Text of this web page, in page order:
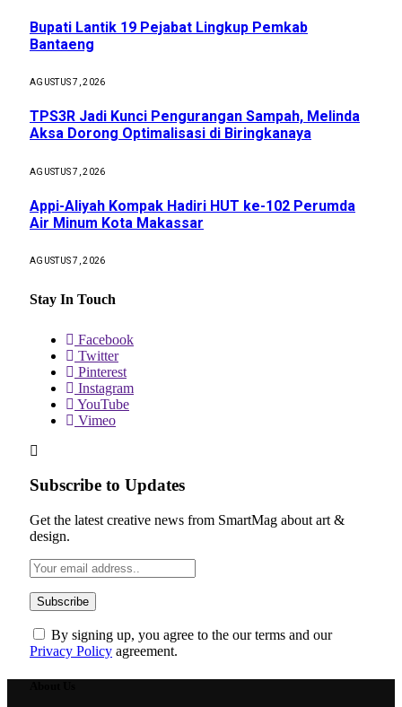
Bupati Lantik 19 Pejabat Lingkup Pemkab
Bantaeng
AGUSTUS 7, 2026
TPS3R Jadi Kunci Pengurangan Sampah, Melinda
Aksa Dorong Optimalisasi di Biringkanaya
AGUSTUS 7, 2026
Appi-Aliyah Kompak Hadiri HUT ke-102 Perumda
Air Minum Kota Makassar
AGUSTUS 7, 2026
Stay In Touch
Facebook
Twitter
Pinterest
Instagram
YouTube
Vimeo
Subscribe to Updates
Get the latest creative news from SmartMag about art &
design.
By signing up, you agree to the our terms and our
Privacy Policy agreement.